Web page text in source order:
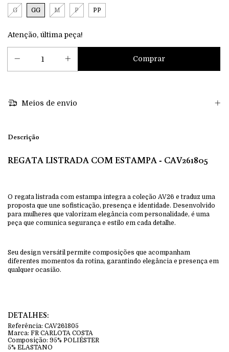
G GG M P PP
Atenção, última peça!
Meios de envio
Descrição
REGATA LISTRADA COM ESTAMPA - CAV261805
O regata listrada com estampa integra a coleção AV26 e traduz uma
proposta que une sofisticação, presença e identidade. Desenvolvido
para mulheres que valorizam elegância com personalidade, é uma
peça que comunica segurança e estilo em cada detalhe.
Seu design versátil permite composições que acompanham
diferentes momentos da rotina, garantindo elegância e presença em
qualquer ocasião.
DETALHES:
Referência: CAV261805
Marca: FR CARLOTA COSTA
Composição: 95% POLIÉSTER
5% ELASTANO